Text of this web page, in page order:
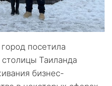
посетила
Таиланда
бизнес-